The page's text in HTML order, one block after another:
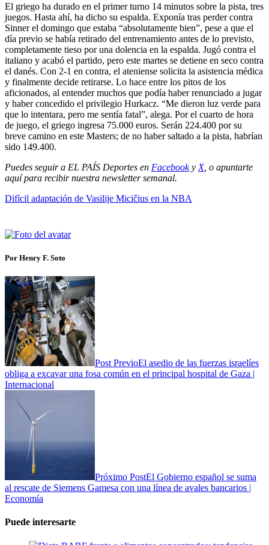
El griego ha durado en el primer turno 14 minutos sobre la pista, tres
juegos. Hasta ahí, ha dicho su espalda. Exponía tras perder contra
Sinner el domingo que estaba “absolutamente bien”, pese a que el
día previo se había retirado del entrenamiento antes de lo previsto,
completamente tieso por una dolencia en la espalda. Jugó contra el
italiano y acabó el partido, pero este martes se detiene en seco contra
el danés. Con 2-1 en contra, el ateniense solicita la asistencia médica
y finalmente decide retirarse. Lo hace entre los pitos de los
aficionados, al entender muchos que podía haber renunciado a jugar
y haber concedido el privilegio Hurkacz. “Me dieron luz verde para
que lo intentara, pero me sentía fatal”, alega. Por el cuarto de hora
de juego, el griego ingresa 75.000 euros. Serán 224.400 por su
breve camino en este Masters; de no haber saltado a la pista, habrían
sido 149.400.
Puedes seguir a EL PAÍS Deportes en Facebooky X, o apuntarte
aquí para recibirnuestra newsletter semanal.
Difícil adaptación de Vasilije Micičius en la NBA
Por Henry F. Soto
Post PrevioEl asedio de las fuerzas israelíes
obliga a excavar una fosa común en el principal hospital de Gaza |
Internacional
Próximo PostEl Gobierno español se suma
al rescate de Siemens Gamesa con una línea de avales bancarios |
Economía
Puede interesarte